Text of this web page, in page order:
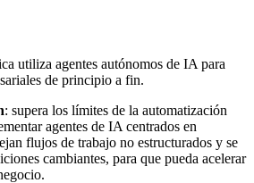
utiliza agentes autónomos de IA para
de principio a fin.
: supera los límites de la automatización
agentes de IA centrados en
flujos de trabajo no estructurados y se
cambiantes, para que pueda acelerar